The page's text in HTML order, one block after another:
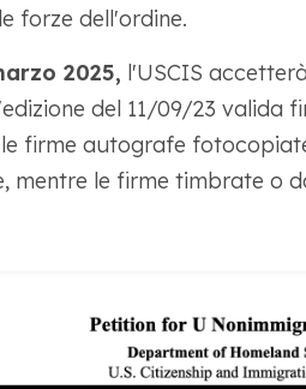
forze dell'ordine.
2025, l'USCIS
del 11/09/23 valida
firme autografe
mentre le firme timbrate o